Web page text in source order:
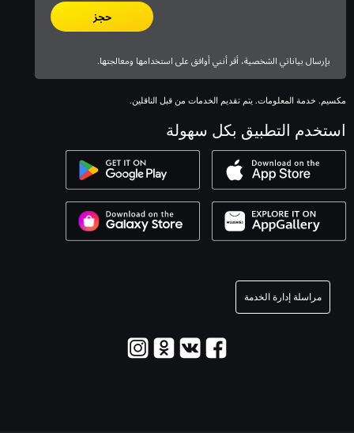
مكسيم. خدمة المعلومات. يتم تقديم الخدمات من قبل الناقلين.
استخدم التطبيق بكل سهولة
مراسلة إدارة الخدمة